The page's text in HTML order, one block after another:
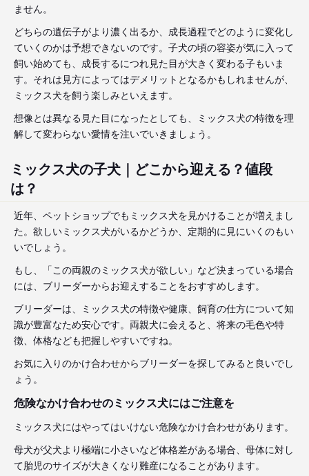
ません。
どちらの遺伝子がより濃く出るか、成長過程でどのように変化し
ていくのかは予想できないのです。子犬の頃の容姿が気に入って
飼い始めても、成長するにつれ見た目が大きく変わる子もいま
す。それは見方によってはデメリットとなるかもしれませんが、
ミックス犬を飼う楽しみといえます。
想像とは異なる見た目になったとしても、ミックス犬の特徴を理
解して変わらない愛情を注いでいきましょう。
ミックス犬の子犬｜どこから迎える？値段
は？
近年、ペットショップでもミックス犬を見かけることが増えまし
た。欲しいミックス犬がいるかどうか、定期的に見にいくのもい
いでしょう。
もし、「この両親のミックス犬が欲しい」など決まっている場合
には、ブリーダーからお迎えすることをおすすめします。
ブリーダーは、ミックス犬の特徴や健康、飼育の仕方について知
識が豊富なため安心です。両親犬に会えると、将来の毛色や特
徴、体格なども把握しやすいですね。
お気に入りのかけ合わせからブリーダーを探してみると良いでし
ょう。
危険なかけ合わせのミックス犬にはご注意を
ミックス犬にはやってはいけない危険なかけ合わせがあります。
母犬が父犬より極端に小さいなど体格差がある場合、母体に対し
て胎児のサイズが大きくなり難産になることがあります。